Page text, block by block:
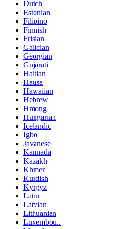
Dutch
Estonian
Filipino
Finnish
Frisian
Galician
Georgian
Gujarati
Haitian
Hausa
Hawaiian
Hebrew
Hmong
Hungarian
Icelandic
Igbo
Javanese
Kannada
Kazakh
Khmer
Kurdish
Kyrgyz
Latin
Latvian
Lithuanian
Luxembou..